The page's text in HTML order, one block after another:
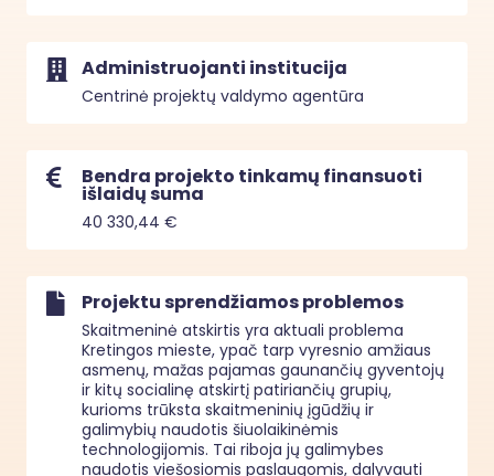
Administruojanti institucija
Centrinė projektų valdymo agentūra
Bendra projekto tinkamų finansuoti
išlaidų suma
40 330,44 €
Projektu sprendžiamos problemos
Skaitmeninė atskirtis yra aktuali problema
Kretingos mieste, ypač tarp vyresnio amžiaus
asmenų, mažas pajamas gaunančių gyventojų
ir kitų socialinę atskirtį patiriančių grupių,
kurioms trūksta skaitmeninių įgūdžių ir
galimybių naudotis šiuolaikinėmis
technologijomis. Tai riboja jų galimybes
naudotis viešosiomis paslaugomis, dalyvauti